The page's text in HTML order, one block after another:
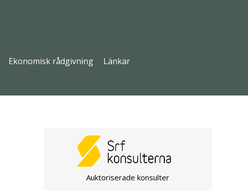
Ekonomisk rådgivning
Länkar
Auktoriserade konsulter